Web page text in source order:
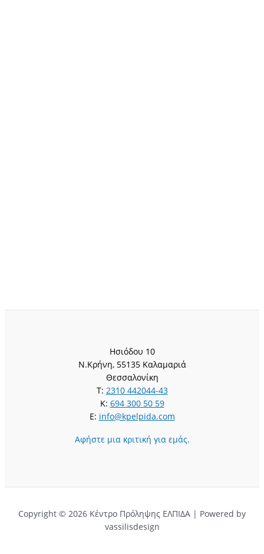
Ησιόδου 10
Ν.Κρήνη, 55135 Καλαμαριά
Θεσσαλονίκη
T: 2310 442044-43
K: 694 300 50 59
E: info@kpelpida.com
Αφήστε μια κριτική για εμάς.
Copyright © 2026 Κέντρο Πρόληψης ΕΛΠΙΔΑ | Powered by
vassilisdesign